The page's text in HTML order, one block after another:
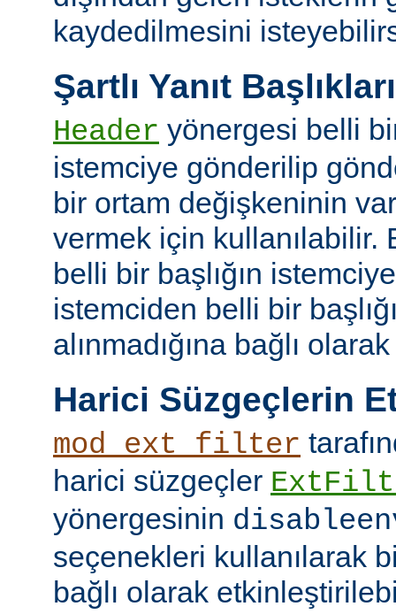
kaydedilmesini
Şartlı Yanıt Başlıkları
Header yönergesi belli bir
istemciye gönderilip
bir ortam değişkeninin
vermek için kullanılabilir.
belli bir başlığın
istemciden belli bir
alınmadığına bağlı
Harici Süzgeçlerin
mod_ext_filter
harici süzgeçler
yönergesinin
seçenekleri kullanılarak
bağlı olarak